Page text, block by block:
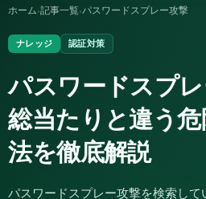
ホーム›記事一覧›パスワードスプレー攻撃
ナレッジ 認証対策
パスワードスプ
総当たりと違う
法を徹底解説
パスワードスプレー攻撃を検索し